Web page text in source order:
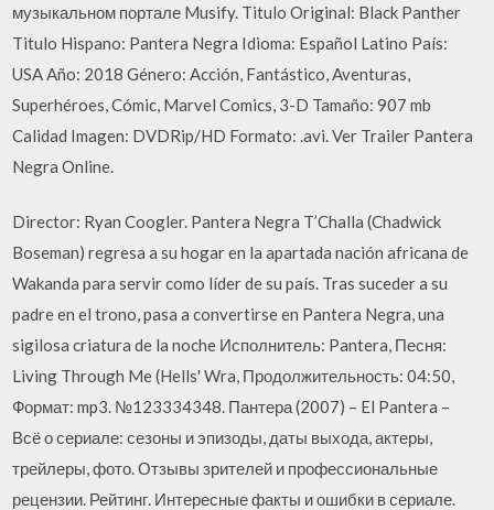
музыкальном портале Musify. Titulo Original: Black Panther
Titulo Hispano: Pantera Negra Idioma: Español Latino País:
USA Año: 2018 Género: Acción, Fantástico, Aventuras,
Superhéroes, Cómic, Marvel Comics, 3-D Tamaño: 907 mb
Calidad Imagen: DVDRip/HD Formato: .avi. Ver Trailer Pantera
Negra Online.
Director: Ryan Coogler. Pantera Negra T’Challa (Chadwick
Boseman) regresa a su hogar en la apartada nación africana de
Wakanda para servir como líder de su país. Tras suceder a su
padre en el trono, pasa a convertirse en Pantera Negra, una
sigilosa criatura de la noche Исполнитель: Pantera, Песня:
Living Through Me (Hells' Wra, Продолжительность: 04:50,
Формат: mp3. №123334348. Пантера (2007) – El Pantera –
Всё о сериале: сезоны и эпизоды, даты выхода, актеры,
трейлеры, фото. Отзывы зрителей и профессиональные
рецензии. Рейтинг. Интересные факты и ошибки в сериале.